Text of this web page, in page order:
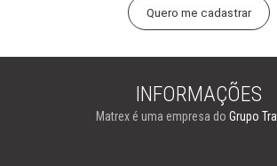
INFORMAÇÕES
Matrex é uma empresa do Grupo